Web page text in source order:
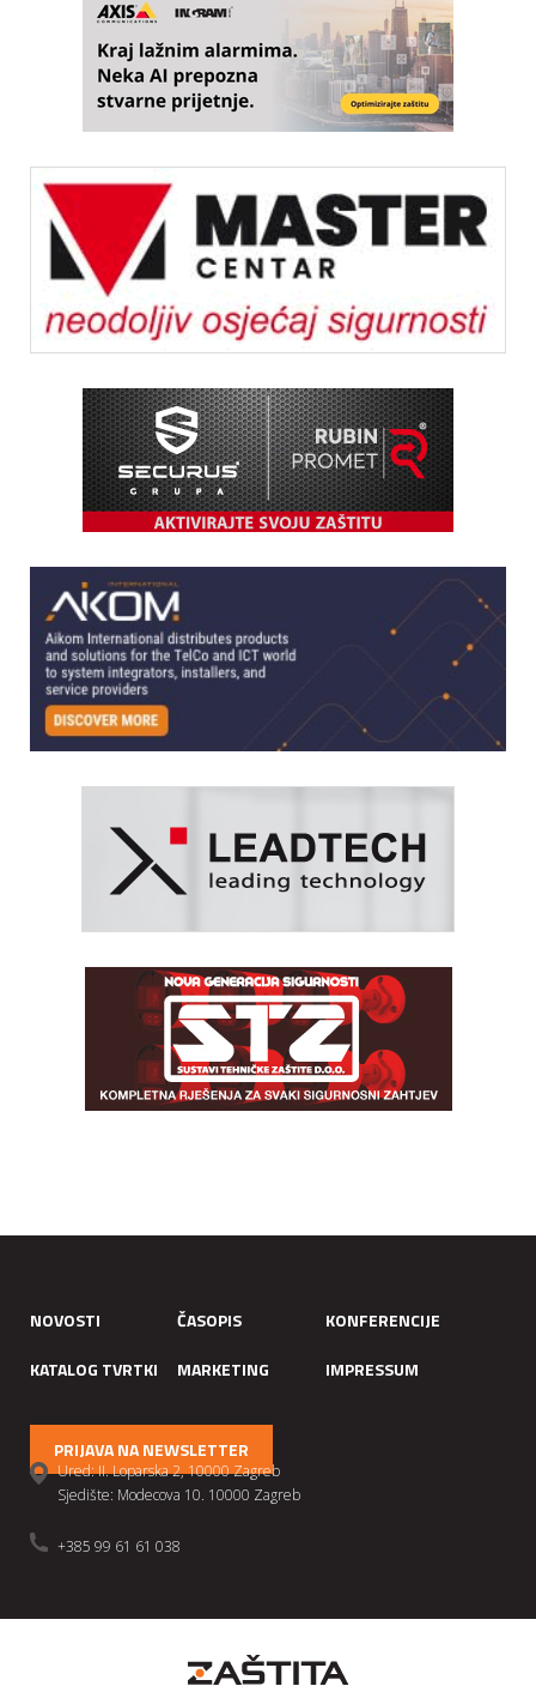
NOVOSTI ČASOPIS
KONFERENCIJE
KATALOG TVRTKI
MARKETING IMPRESSUM
PRIJAVA NA NEWSLETTER
Ured: II. Loparska 2, 10000 Zagreb
Sjedište: Modecova 10. 10000 Zagreb
+385 99 61 61 038